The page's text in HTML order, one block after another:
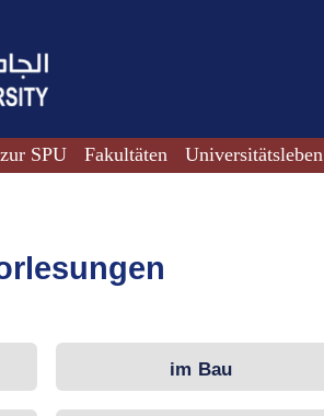
SPU Fakultäten Universitätsleben
im Bau